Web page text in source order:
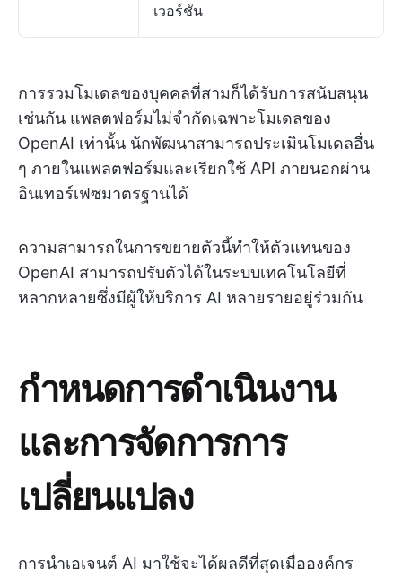
เวอร์ชัน
การรวมโมเดลของบุคคลที่สามก็ได้รับการสนับสนุน
เช่นกัน แพลตฟอร์มไม่จำกัดเฉพาะโมเดลของ
OpenAI เท่านั้น นักพัฒนาสามารถประเมินโมเดลอื่น
ๆ ภายในแพลตฟอร์มและเรียกใช้ API ภายนอกผ่าน
อินเทอร์เฟซมาตรฐานได้
ความสามารถในการขยายตัวนี้ทำให้ตัวแทนของ
OpenAI สามารถปรับตัวได้ในระบบเทคโนโลยีที่
หลากหลายซึ่งมีผู้ให้บริการ AI หลายรายอยู่ร่วมกัน
กำหนดการดำเนินงาน
และการจัดการการ
เปลี่ยนแปลง
การนำเอเจนต์ AI มาใช้จะได้ผลดีที่สุดเมื่อองค์กร